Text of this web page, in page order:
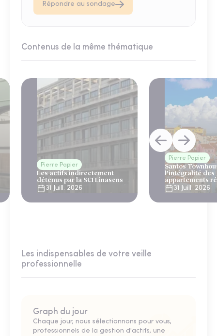
Répondre au sondage
Contenus de la même thématique
Pierre Papier
Les actifs indirectement
détenus par la SCI Linasens
31 Juill. 2026
Pierre Papier
Santos
l’intégralité des
appartements
Lisbonne
31 Juill. 2026
Les indispensables de votre veille
professionnelle
Graph du jour
Chaque jour, nous sélectionnons pour vous,
professionnels de la gestion d'actifs, une